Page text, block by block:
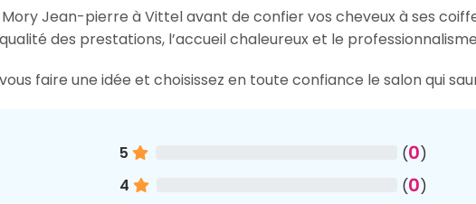
Jean-pierre à Vittel avant de confier vos cheveux à ses
des prestations, l’accueil chaleureux et le
faire une idée et choisissez en toute confiance le salon qui
5 (0)
4
(0)